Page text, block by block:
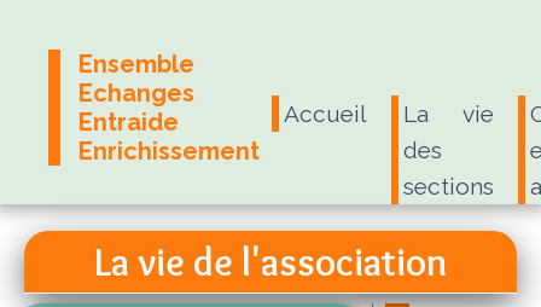
Ensemble
Echanges
Entraide
Enrichissement
Accueil
La vie
des
sections
La vie de l'association